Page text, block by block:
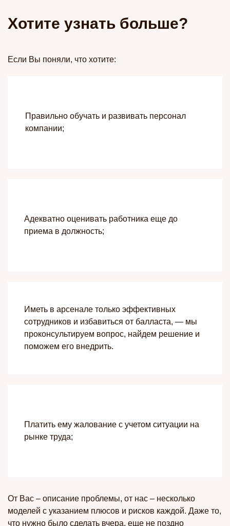
Хотите узнать больше?
Если Вы поняли, что хотите:
Правильно обучать и развивать персонал
компании;
Платить ему жалование с учетом ситуации на
рынке труда;
Адекватно оценивать работника еще до
приема в должность;
Иметь в арсенале только эффективных
сотрудников и избавиться от балласта, — мы
проконсультируем вопрос, найдем решение и
поможем его внедрить.
От Вас – описание проблемы, от нас – несколько
моделей с указанием плюсов и рисков каждой. Даже то,
что нужно было сделать вчера, еще не поздно